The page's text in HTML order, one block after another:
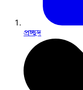
প্রচ্ছদ